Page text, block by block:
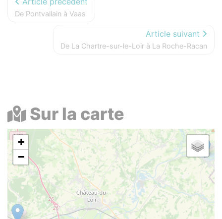
De Pontvallain à Vaas
Article suivant
De La Chartre-sur-le-Loir à La Roche-Racan
Sur la carte
+
−